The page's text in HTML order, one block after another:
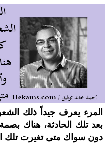
المرء يعرف جيداً ذلك
بعد تلك الحادثة، هناك
دون سواك متى تغيرت تلك